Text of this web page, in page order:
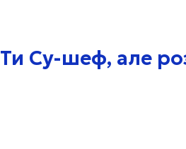
Ти Су-шеф, але